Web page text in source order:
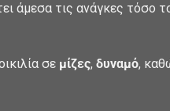
άμεσα τις ανάγκες τόσο
σε μίζες, δυναμό,